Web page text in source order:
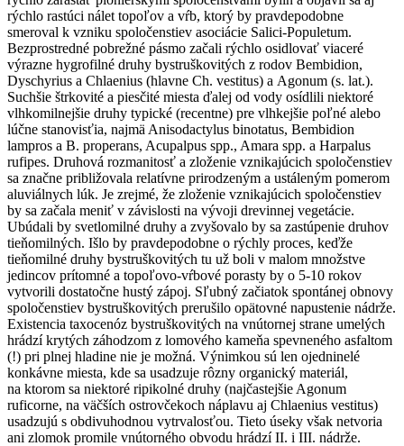
rýchlo rastúci nálet topoľov a vŕb, ktorý by pravdepodobne
smeroval k vzniku spoločenstiev asociácie Salici-Populetum.
Bezprostredné pobrežné pásmo začali rýchlo osidlovať viaceré
výrazne hygrofilné druhy bystruškovitých z rodov Bembidion,
Dyschyrius a Chlaenius (hlavne Ch. vestitus) a Agonum (s. lat.).
Suchšie štrkovité a piesčité miesta ďalej od vody osídlili niektoré
vlhkomilnejšie druhy typické (recentne) pre vlhkejšie poľné alebo
lúčne stanovisťia, najmä Anisodactylus binotatus, Bembidion
lampros a B. properans, Acupalpus spp., Amara spp. a Harpalus
rufipes. Druhová rozmanitosť a zloženie vznikajúcich spoločenstiev
sa značne približovala relatívne prirodzeným a ustáleným pomerom
aluviálnych lúk. Je zrejmé, že zloženie vznikajúcich spoločenstiev
by sa začala meniť v závislosti na vývoji drevinnej vegetácie.
Ubúdali by svetlomilné druhy a zvyšovalo by sa zastúpenie druhov
tieňomilných. Išlo by pravdepodobne o rýchly proces, keďže
tieňomilné druhy bystruškovitých tu už boli v malom množstve
jedincov prítomné a topoľovo-vŕbové porasty by o 5-10 rokov
vytvorili dostatočne hustý zápoj. Sľubný začiatok spontánej obnovy
spoločenstiev bystruškovitých prerušilo opätovné napustenie nádrže.
Existencia taxocenóz bystruškovitých na vnútornej strane umelých
hrádzí krytých záhodzom z lomového kameňa spevneného asfaltom
(!) pri plnej hladine nie je možná. Výnimkou sú len ojedninelé
konkávne miesta, kde sa usadzuje rôzny organický materiál,
na ktorom sa niektoré ripikolné druhy (najčastejšie Agonum
ruficorne, na väčších ostrovčekoch náplavu aj Chlaenius vestitus)
usadzujú s obdivuhodnou vytrvalosťou. Tieto úseky však netvoria
ani zlomok promile vnútorného obvodu hrádzí II. i III. nádrže.